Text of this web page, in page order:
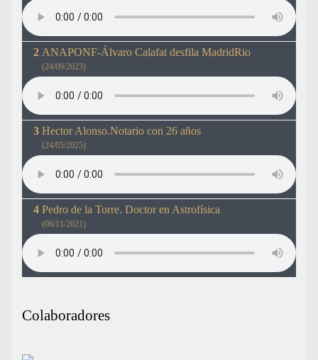
ANAPONF-Álvaro Calafat desfila MadridRio
(24/09/2023)
Hector Alonso.Notario con 26 años
(24/05/2025)
Pedro de la Torre. Doctor en Astrofísica
(06/11/2021)
Colaboradores